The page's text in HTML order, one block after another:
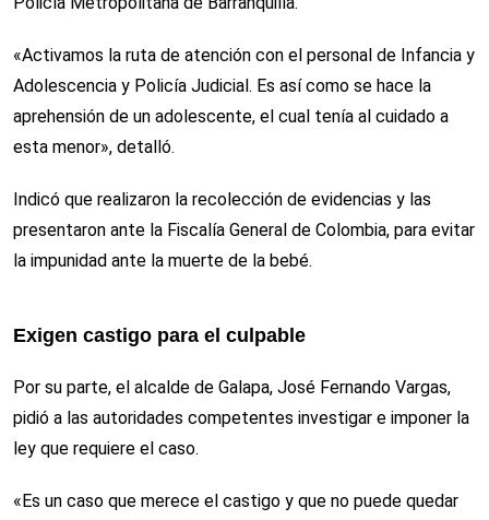
«Activamos la ruta de atención con el personal de Infancia y
Adolescencia y Policía Judicial. Es así como se hace la
aprehensión de un adolescente, el cual tenía al cuidado a
esta menor», detalló.
Indicó que realizaron la recolección de evidencias y las
presentaron ante la Fiscalía General de Colombia, para evitar
la impunidad ante la muerte de la bebé.
Exigen castigo para el culpable
Por su parte, el alcalde de Galapa, José Fernando Vargas,
pidió a las autoridades competentes investigar e imponer la
ley que requiere el caso.
«Es un caso que merece el castigo y que no puede quedar